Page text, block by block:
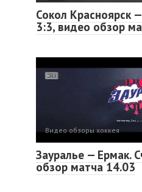
Сокол Красноярск
3:3, видео обзор
Видео обзоры хоккея
Зауралье — Ермак.
обзор матча 14.03